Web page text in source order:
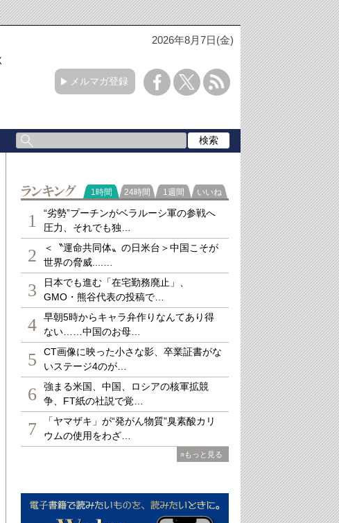
2026年8月7日(金)
3
メルマガ登録
ランキング
1時間 24時間 1週間 いいね
1
“劣勢”プーチンがベラルーシ軍の参戦へ
圧力、それでも独…
2
＜〝運命共同体〟の日米台＞中国こそが
世界の脅威....…
3
日本でも進む「在宅勤務廃止」、
GMO・熊谷代表の投稿で…
4
早朝5時からキャラ弁作りなんてあり得
ない……中国のお母…
5
CT画像に映った小さな影、卒業証書がな
いステージ4のが…
6
強まる米国、中国、ロシアの核軍拡競
争、FT紙の社説で覚…
7
「ヤマザキ」が“発がん物質”臭素酸カリ
ウムの使用をわざ…
»もっと見る